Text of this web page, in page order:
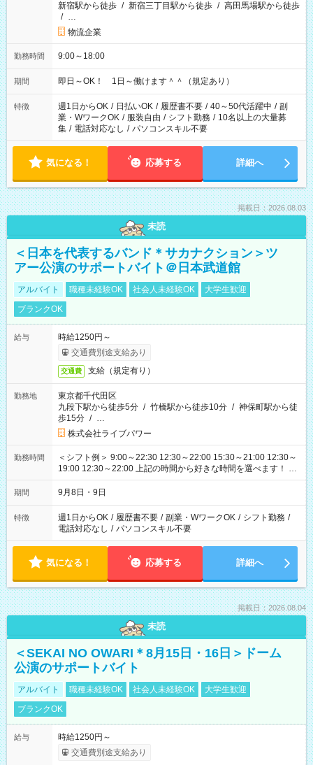
新宿駅から徒歩 / 新宿三丁目駅から徒歩 / 高田馬場駅から徒歩
/ …
物流企業
勤務時間 9:00～18:00
期間 即日～OK！ 1日～働けます＾＾（規定あり）
特徴 週1日からOK / 日払いOK / 履歴書不要 / 40～50代活躍中 / 副
業・WワークOK / 服装自由 / シフト勤務 / 10名以上の大量募
集 / 電話対応なし / パソコンスキル不要
気になる！ 応募する 詳細へ
掲載日：2026.08.03
未読
＜日本を代表するバンド＊サカナクション＞ツ
アー公演のサポートバイト＠日本武道館
アルバイト 職種未経験OK 社会人未経験OK
大学生歓迎
ブランクOK
給与
時給1250円～
交通費別途支給あり
交通費 支給（規定有り）
勤務地
東京都千代田区
九段下駅から徒歩5分 / 竹橋駅から徒歩10分 / 神保町駅から徒
歩15分 / …
株式会社ライブパワー
勤務時間
＜シフト例＞ 9:00～22:30 12:30～22:00 15:30～21:00 12:30～
19:00 12:30～22:00 上記の時間から好きな時間を選べます！ ※
時間は変更となる可能性があります
期間 9月8日・9日
特徴 週1日からOK / 履歴書不要 / 副業・WワークOK / シフト勤務 /
電話対応なし / パソコンスキル不要
気になる！ 応募する 詳細へ
掲載日：2026.08.04
未読
＜SEKAI NO OWARI＊8月15日・16日＞ドーム
公演のサポートバイト
アルバイト 職種未経験OK 社会人未経験OK
大学生歓迎
ブランクOK
給与
時給1250円～
交通費別途支給あり